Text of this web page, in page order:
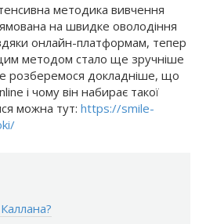
методика вивчення
на швидке оволодіння
онлайн-платформам, тепер
методом стало ще зручніше
розберемося докладніше, що
і чому він набирає такої
можна тут: https://smile-